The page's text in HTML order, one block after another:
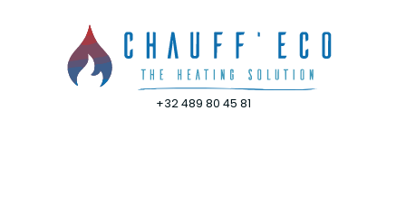
+32 489 80 45 81